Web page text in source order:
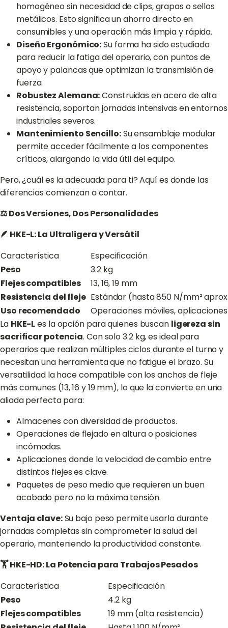
homogéneo sin necesidad de clips, grapas o sellos
metálicos. Esto significa un ahorro directo en
consumibles y una operación más limpia y rápida.
Diseño Ergonómico:Su forma ha sido estudiada
para reducir la fatiga del operario, con puntos de
apoyo y palancas que optimizan la transmisión de
fuerza.
Robustez Alemana:Construidas en acero de alta
resistencia, soportan jornadas intensivas en entornos
industriales severos.
Mantenimiento Sencillo:Su ensamblaje modular
permite acceder fácilmente a los componentes
críticos, alargando la vida útil del equipo.
Pero, ¿cuál es la adecuada para ti? Aquí es donde las
diferencias comienzan a contar.
⚖️ Dos Versiones, Dos Personalidades
🪶 HKE-L: La Ultraligera y Versátil
Característica
Especificación
Peso
3.2 kg
Flejes compatibles
13, 16, 19 mm
Resistencia del fleje Estándar (hasta 850 N/mm²
Uso recomendado
Operaciones móviles,
La HKE-Les la opción para quienes buscan ligereza sin
sacrificar potencia. Con solo 3.2 kg, es ideal para
operarios que realizan múltiples ciclos durante el turno y
necesitan una herramienta que no fatigue el brazo. Su
versatilidad la hace compatible con los anchos de fleje
más comunes (13, 16 y 19 mm), lo que la convierte en una
aliada perfecta para:
Almacenes con diversidad de productos.
Operaciones de flejado en altura o posiciones
incómodas.
Aplicaciones donde la velocidad de cambio entre
distintos flejes es clave.
Paquetes de peso medio que requieren un buen
acabado pero no la máxima tensión.
Ventaja clave:Su bajo peso permite usarla durante
jornadas completas sin comprometer la salud del
operario, manteniendo la productividad constante.
🏋️ HKE-HD: La Potencia para Trabajos Pesados
Característica
Especificación
Peso
4.2 kg
Flejes compatibles
19 mm (alta resistencia)